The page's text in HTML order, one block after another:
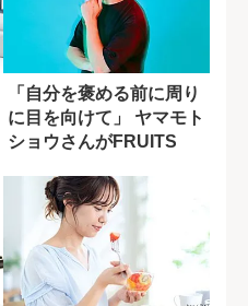
「自分を褒める前に周り
に目を向けて」 ヤマモト
ショウさんがFRUITS